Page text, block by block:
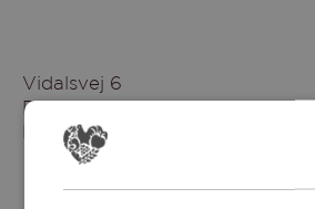
Vidalsvej 6
DK-9230 Svenstrup
Denmark
Besøg vores